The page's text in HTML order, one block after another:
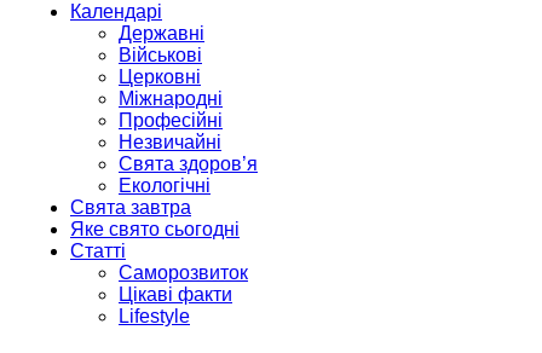
Календарі
Державні
Військові
Церковні
Міжнародні
Професійні
Незвичайні
Свята здоров’я
Екологічні
Свята завтра
Яке свято сьогодні
Статті
Саморозвиток
Цікаві факти
Lifestyle